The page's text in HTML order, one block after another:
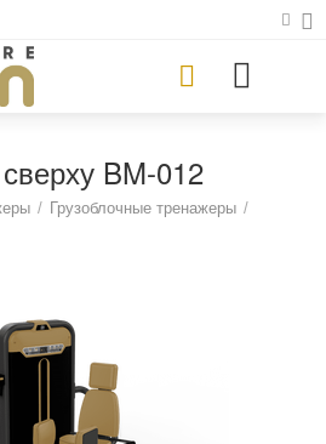
BM-012
/ Грузоблочные тренажеры /